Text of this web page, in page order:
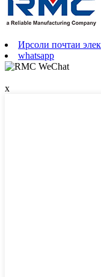
Ирсоли почтаи
whatsapp
x